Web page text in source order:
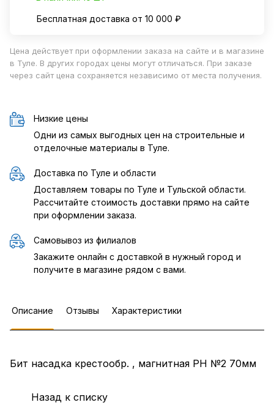
Бесплатная доставка от 10 000 ₽
Цена действует при оформлении заказа на сайте и в магазине
в Туле. В других городах цены могут отличаться. При заказе
через сайт цена сохраняется независимо от места получения.
Низкие цены
Одни из самых выгодных цен на строительные и
отделочные материалы в Туле.
Доставка по Туле и области
Доставляем товары по Туле и Тульской области.
Рассчитайте стоимость доставки прямо на сайте
при оформлении заказа.
Самовывоз из филиалов
Закажите онлайн с доставкой в нужный город и
получите в магазине рядом с вами.
Описание Отзывы Характеристики
Бит насадка крестообр. , магнитная РН №2 70мм
Назад к списку